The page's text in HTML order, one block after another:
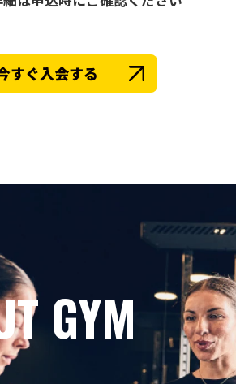
すぐ入会する
GYM